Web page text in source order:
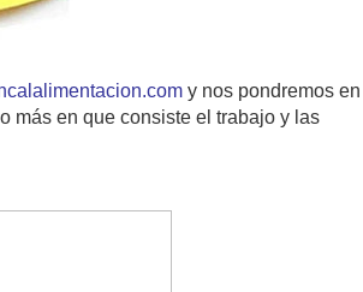
y nos pondremos en
más en que consiste el trabajo y las